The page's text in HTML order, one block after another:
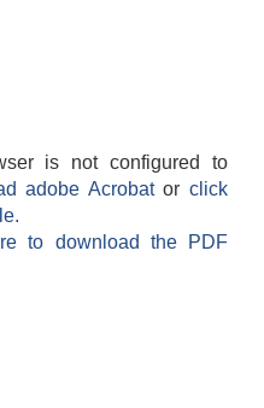
is not configured to
adobe Acrobatorclick
to download the PDF